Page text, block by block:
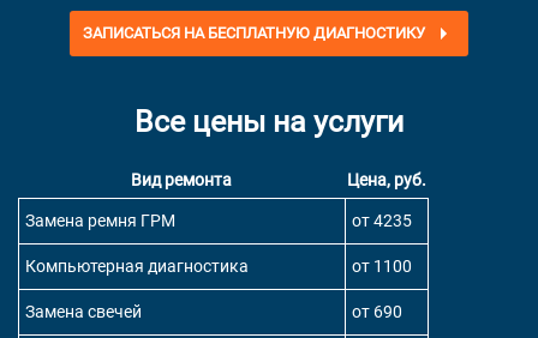
ЗАПИСАТЬСЯ НА БЕСПЛАТНУЮ ДИАГНОСТИКУ
Все цены на услуги
Вид ремонта
Цена, руб.
Замена ремня ГРМ
от 4235
Компьютерная диагностика от 1100
Замена свечей от 690